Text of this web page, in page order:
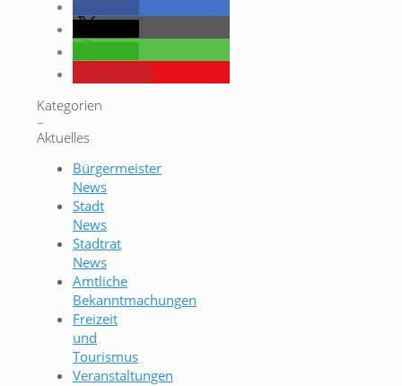
Kategorien
–
Aktuelles
Bürgermeister
News
Stadt
News
Stadtrat
News
Amtliche
Bekanntmachungen
Freizeit
und
Tourismus
Veranstaltungen